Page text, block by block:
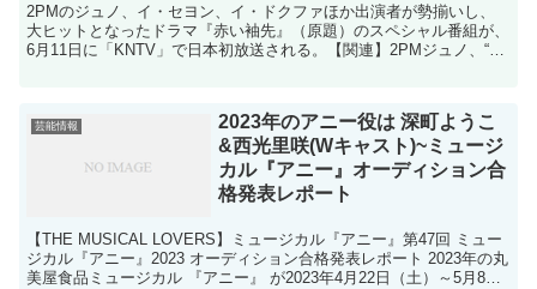
2PMのジュノ、イ・セヨン、イ・ドクファほか出演者が勢揃いし、
大ヒットとなったドラマ『赤い袖先』（原題）のスペシャル番組が、
6月11日に「KNTV」で日本初放送される。【関連】2PMジュノ、“彼
芸能情報
2023年のアニー役は 深町ようこ
&西光里咲(Wキャスト)~ミュージ
カル『アニー』オーディション合
格発表レポート
【THE MUSICAL LOVERS】ミュージカル『アニー』第47回 ミュー
ジカル『アニー』2023 オーディション合格発表レポート 2023年の丸
美屋食品ミュージカル 『アニー』 が2023年4月22日（土）～5月8日